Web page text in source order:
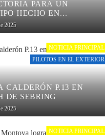
PARA UN
HECHO EN
2025
NOTICIA PRINCIPAL
PILOTOS EN EL EXTERIOR
CALDERÓN P.13 EN
DE SEBRING
2025
NOTICIA PRINCIPAL